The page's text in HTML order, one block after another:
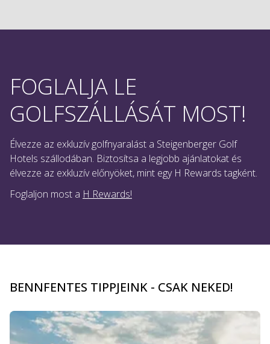
FOGLALJA LE
GOLFSZÁLLÁSÁT MOST!
Élvezze az exkluzív golfnyaralást a Steigenberger Golf
Hotels szállodában. Biztosítsa a legjobb ajánlatokat és
élvezze az exkluzív előnyöket, mint egy H Rewards tagként.
Foglaljon most a H Rewards!
BENNFENTES TIPPJEINK - CSAK NEKED!
Dia: 1 of 5